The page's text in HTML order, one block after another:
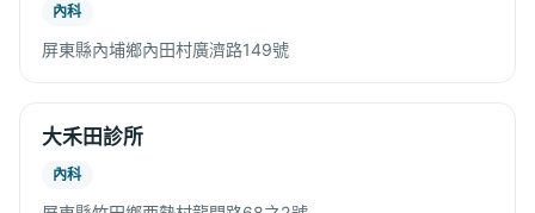
內科
屏東縣內埔鄉內田村廣濟路149號
大禾田診所
內科